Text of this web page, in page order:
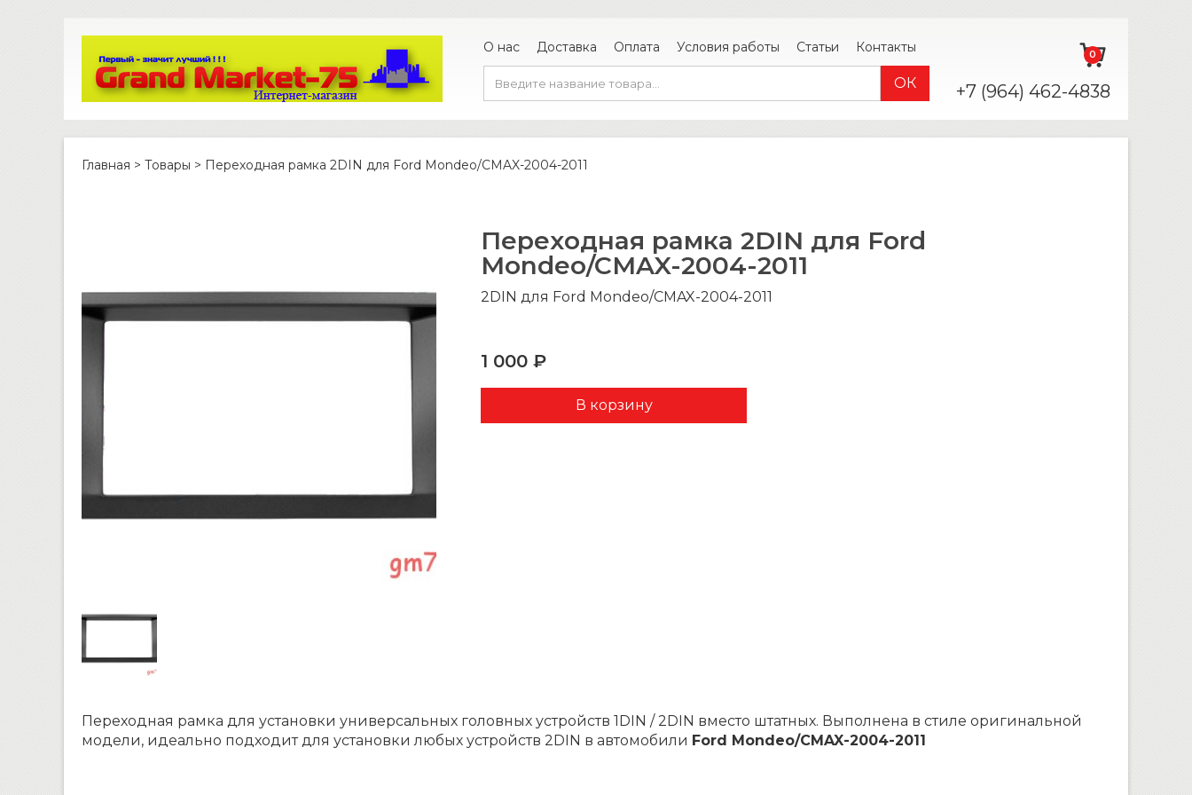
О нас Доставка Оплата Условия работы Статьи Контакты 0
+7 (964) 462-4838
Главная > Товары > Переходная рамка 2DIN для Ford Mondeo/CMAX-2004-2011
Переходная рамка 2DIN для Ford
Mondeo/CMAX-2004-2011
2DIN для Ford Mondeo/CMAX-2004-2011
1 000 ₽
Переходная рамка для установки универсальных головных устройств 1DIN / 2DIN вместо штатных. Выполнена в стиле оригинальной
модели, идеально подходит для установки любых устройств 2DIN в автомобили Ford Mondeo/CMAX-2004-2011